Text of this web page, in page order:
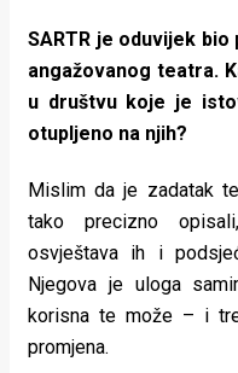
SARTR je oduvijek
angažovanog teatra.
u društvu koje je
otupljeno na njih?
Mislim da je zadatak
tako precizno
osvještava ih i
Njegova je uloga
korisna te može – i
promjena.